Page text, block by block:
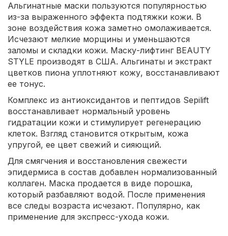
Альгинатные маски пользуются популярностью
из-за выраженного эффекта подтяжки кожи. В
зоне воздействия кожа заметно омолаживается.
Исчезают мелкие морщины и уменьшаются
заломы и складки кожи. Маску-лифтинг BEAUTY
STYLE производят в США. Альгинаты и экстракт
цветков пиона уплотняют кожу, восстанавливают
ее тонус.
Комплекс из антиоксидантов и пептидов Sepilift
восстанавливает нормальный уровень
гидратации кожи и стимулирует регенерацию
клеток. Взгляд становится открытым, кожа
упругой, ее цвет свежий и сияющий.
Для смягчения и восстановления свежести
эпидермиса в состав добавлен нормализованный
коллаген. Маска продается в виде порошка,
который разбавляют водой. После применения
все следы возраста исчезают. Популярно, как
применение для экспресс-ухода кожи.